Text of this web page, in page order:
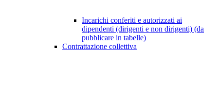
Incarichi conferiti e autorizzati ai
dipendenti (dirigenti e non dirigenti) (da
pubblicare in tabelle)
Contrattazione collettiva